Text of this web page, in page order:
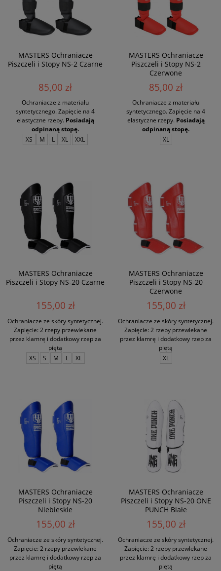
MASTERS Ochraniacze
Piszczeli i Stopy NS-2 Czarne
85,00 zł
Ochraniacze z materiału
syntetycznego. Zapięcie na 4
elastyczne rzepy. Posiadają
odpinaną stopę.
XS
M L XL XXL
MASTERS Ochraniacze
Piszczeli i Stopy NS-2
Czerwone
85,00 zł
Ochraniacze z materiału
syntetycznego. Zapięcie na 4
elastyczne rzepy. Posiadają
odpinaną stopę.
XL
MASTERS Ochraniacze
Piszczeli i Stopy NS-20 Czarne
155,00 zł
Ochraniacze ze skóry syntetycznej.
Zapięcie: 2 rzepy przewlekane
przez klamrę i dodatkowy rzep za
piętą
XS
S M L XL
MASTERS Ochraniacze
Piszczeli i Stopy NS-20
Czerwone
155,00 zł
Ochraniacze ze skóry syntetycznej.
Zapięcie: 2 rzepy przewlekane
przez klamrę i dodatkowy rzep za
piętą
XL
MASTERS Ochraniacze
Piszczeli i Stopy NS-20
Niebieskie
155,00 zł
Ochraniacze ze skóry syntetycznej.
Zapięcie: 2 rzepy przewlekane
przez klamrę i dodatkowy rzep za
piętą
MASTERS Ochraniacze
Piszczeli i Stopy NS-20 ONE
PUNCH Białe
155,00 zł
Ochraniacze ze skóry syntetycznej.
Zapięcie: 2 rzepy przewlekane
przez klamrę i dodatkowy rzep za
piętą